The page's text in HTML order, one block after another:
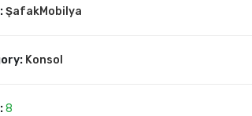
ŞafakMobilya
Konsol
8